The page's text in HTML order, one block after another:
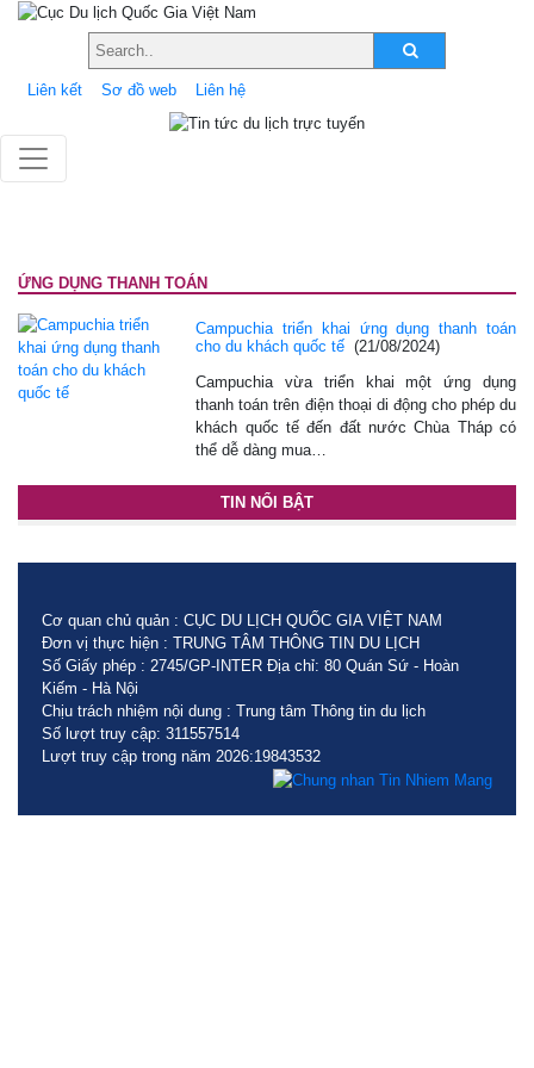
Liên kết Sơ đồ web Liên hệ
ỨNG DỤNG THANH TOÁN
Campuchia triển khai ứng dụng thanh toán
cho du khách quốc tế (21/08/2024)
Campuchia vừa triển khai một ứng dụng
thanh toán trên điện thoại di động cho phép du
khách quốc tế đến đất nước Chùa Tháp có
thể dễ dàng mua…
TIN NỔI BẬT
Cơ quan chủ quản : CỤC DU LỊCH QUỐC GIA VIỆT NAM
Đơn vị thực hiện : TRUNG TÂM THÔNG TIN DU LỊCH
Số Giấy phép : 2745/GP-INTER Địa chỉ: 80 Quán Sứ - Hoàn
Kiếm - Hà Nội
Chịu trách nhiệm nội dung : Trung tâm Thông tin du lịch
Số lượt truy cập: 311557514
Lượt truy cập trong năm 2026:19843532